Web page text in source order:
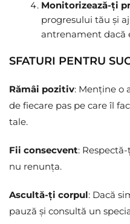
Monitorizează-ți
progresului tău și
antrenament dacă
SFATURI PENTRU
Rămâi pozitiv: Menține o
de fiecare pas pe care îl
tale.
Fii consecvent:
nu renunța.
Ascultă-ți corpul: Dacă
pauză și consultă un